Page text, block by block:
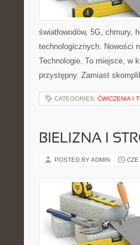
światłowodów, 5G, chmury,
technologicznych. Nowości
Technologie. To miejsce, w
przystępny. Zamiast
CATEGORIES: ĆWICZENIA I
BIELIZNA I
POSTED BY ADMIN